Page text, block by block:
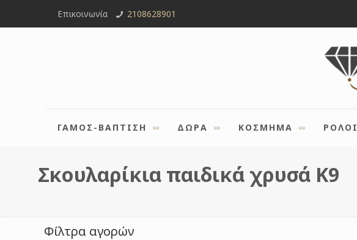
Επικοινωνία 2108628901
ΓΑΜΟΣ-ΒΑΠΤΙΣΗ ΔΩΡΑ ΚΟΣΜΗΜΑ ΡΟΛΟΙ
Σκουλαρίκια παιδικά χρυσά Κ9
Φίλτρα αγορών